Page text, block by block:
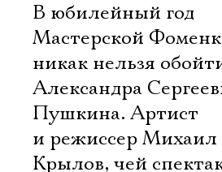
В юбилейный год
Мастерской
никак нельзя
Александра
Пушкина. Артист
и режиссер Михаил
Крылов, чей